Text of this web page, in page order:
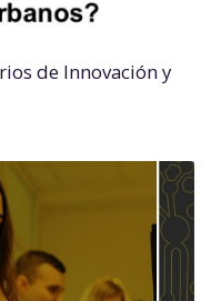
de Innovación y